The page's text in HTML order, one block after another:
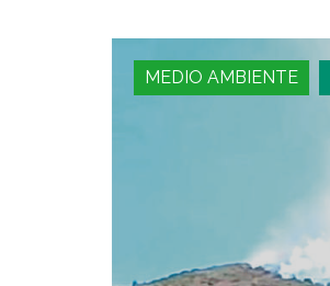
MEDIO AMBIENTE